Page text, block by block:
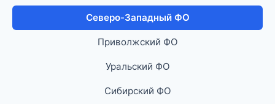
Северо-Западный ФО
Приволжский ФО
Уральский ФО
Сибирский ФО